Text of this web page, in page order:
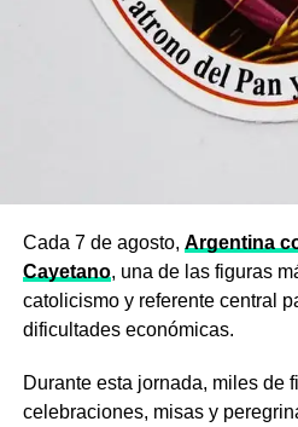
Cada 7 de agosto, Argentina
Cayetano, una de las figuras
catolicismo y referente central
dificultades económicas.
Durante esta jornada, miles de
celebraciones, misas y